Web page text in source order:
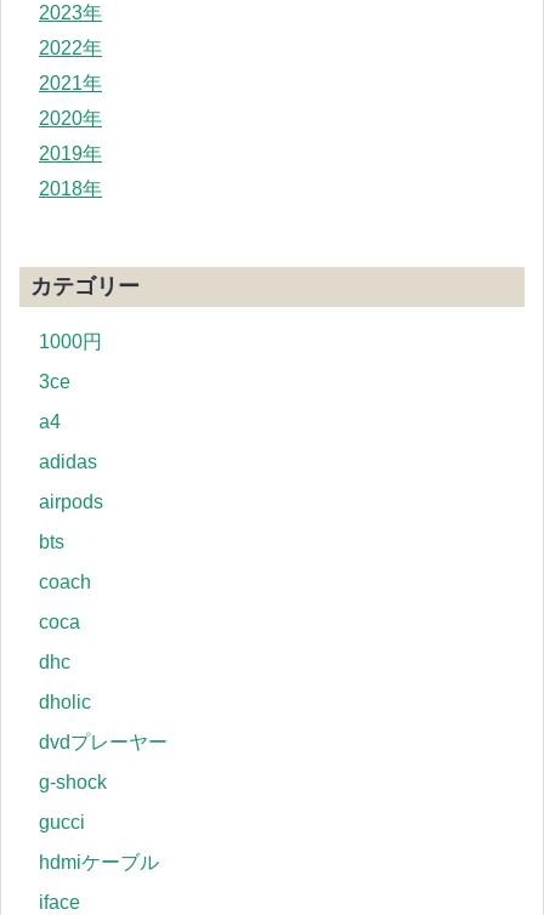
2023年
2022年
2021年
2020年
2019年
2018年
カテゴリー
1000円
3ce
a4
adidas
airpods
bts
coach
coca
dhc
dholic
dvdプレーヤー
g-shock
gucci
hdmiケーブル
iface